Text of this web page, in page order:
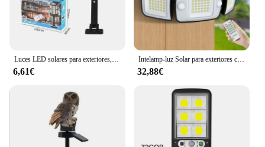
6,61€
Intelamp-luz Solar para exteriores con Sensor de movimiento, lámpara de calle de pared brillante impermeable para jardín, patio, camino, garaje, escaleras, porche
32,88€